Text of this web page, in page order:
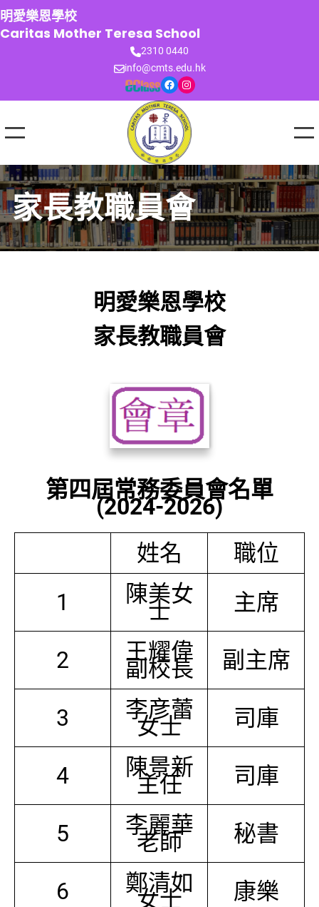
跳
至
主
明愛樂恩學校
Caritas Mother Teresa School
2310 0440
info@cmts.edu.hk
Facebook Instagram
家長教職員會
明愛樂恩學校
家長教職員會
第四屆常務委員會名單
(2024-2026)
姓名
職位
1
陳美女
士 主席
2 王耀偉
副校長 副主席
3 李彦蕾
女士 司庫
4 陳景新
主任 司庫
5 李麗華
老師 秘書
6 鄭清如
女士 康樂